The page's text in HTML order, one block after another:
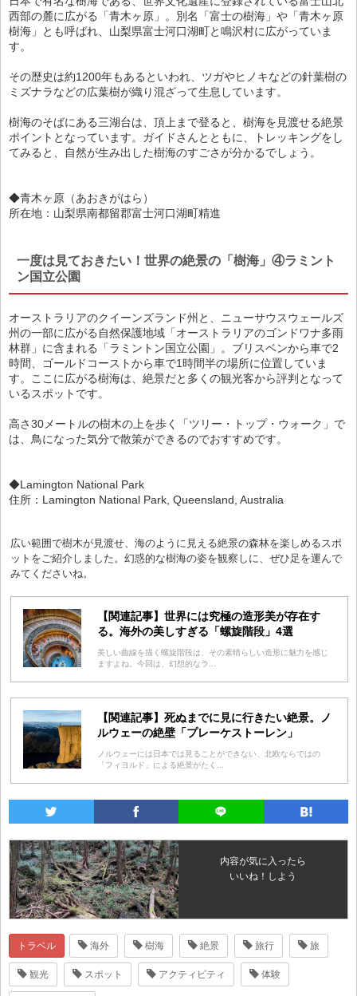
西部の麓に広がる「青木ヶ原」。別名「富士の樹海」や「青木ヶ原
樹海」とも呼ばれ、山梨県富士河口湖町と鳴沢村に広がっていま
す。
その歴史は約1200年もあるといわれ、ツガやヒノキなどの針葉樹の
ミズナラなどの広葉樹が織り混ざって生息しています。
樹海のそばにある三湖台は、頂上まで登ると、樹海を見渡せる絶景
ポイントとなっています。ガイドさんとともに、トレッキングをし
てみると、自然が生み出した樹海のすごさが分かるでしょう。
◆青木ヶ原（あおきがはら）
所在地：山梨県南都留郡富士河口湖町精進
一度は見ておきたい！世界の絶景の「樹海」④ラミント
ン国立公園
オーストラリアのクイーンズランド州と、ニューサウスウェールズ
州の一部に広がる自然保護地域「オーストラリアのゴンドワナ多雨
林群」に含まれる「ラミントン国立公園」。ブリスベンから車で2
時間、ゴールドコーストから車で1時間半の場所に位置していま
す。ここに広がる樹海は、絶景だと多くの観光客から評判となって
いるスポットです。
高さ30メートルの樹木の上を歩く「ツリー・トップ・ウォーク」で
は、鳥になった気分で散策ができるのでおすすめです。
◆Lamington National Park
住所：Lamington National Park, Queensland, Australia
広い範囲で樹木が見渡せ、海のように見える絶景の森林を楽しめるスポ
ットをご紹介しました。幻惑的な樹海の姿を観察しに、ぜひ足を運んで
みてくださいね。
【関連記事】世界には究極の造形美が存在す
る。海外の美しすぎる「螺旋階段」4選
美しい曲線を描く螺旋階段は、その素晴らしい造形に魅力を感じ
ますよね。今回は、幻想的なラ...
【関連記事】死ぬまでに見に行きたい絶景。ノ
ルウェーの絶壁「プレーケストーレン」
ノルウェーには日本では見ることができない、北欧ならではの
「フィヨルド」による絶景がたく...
内容が気に入ったら
いいね！しよう
トラベル 海外 樹海 絶景 旅行 旅
観光 スポット アクティビティ 体験